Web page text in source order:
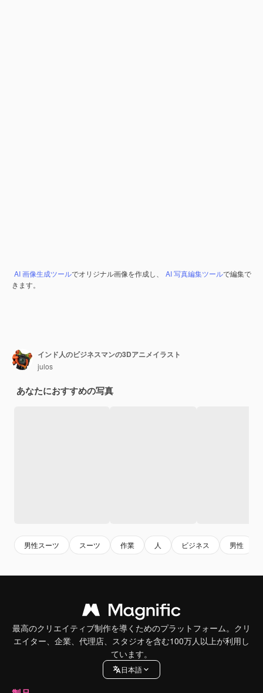
AI 画像生成ツールでオリジナル画像を作成し、 AI 写真編集ツールで編集で
きます。
インド人のビジネスマンの3Dアニメイラスト
julos
あなたにおすすめの写真
男性スーツ スーツ 作業 人 ビジネス 男性
最高のクリエイティブ制作を導くためのプラットフォーム。クリ
エイター、企業、代理店、スタジオを含む100万人以上が利用し
ています。
日本語